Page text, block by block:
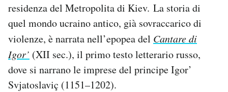
residenza del Metropolita di Kiev. La storia di
quel mondo ucraino antico, già sovraccarico di
violenze, è narrata nell’epopea del Cantare di
Igor’ (XII sec.), il primo testo letterario russo,
dove si narrano le imprese del principe Igor’
Svjatoslaviç (1151–1202).